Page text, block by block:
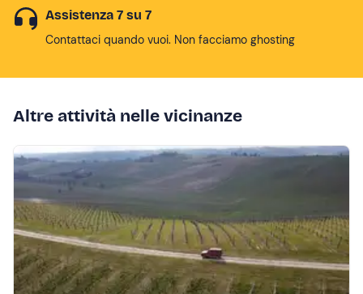
Assistenza 7 su 7
Contattaci quando vuoi. Non facciamo ghosting
Altre attività nelle vicinanze